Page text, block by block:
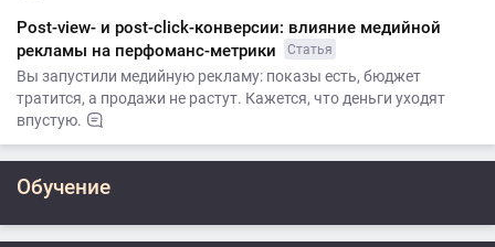
Post-view- и post-click-конверсии: влияние медийной
рекламы на перфоманс-метрики
Статья
Вы запустили медийную рекламу: показы есть, бюджет
тратится, а продажи не растут. Кажется, что деньги уходят
впустую.
Обучение